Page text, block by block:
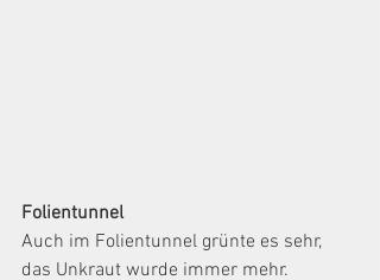
Folientunnel
Auch im Folientunnel grünte es sehr,
das Unkraut wurde immer mehr.